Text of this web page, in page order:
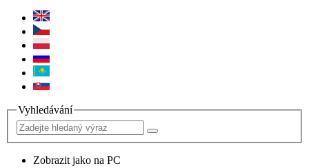
Vyhledávání
Zobrazit jako na PC